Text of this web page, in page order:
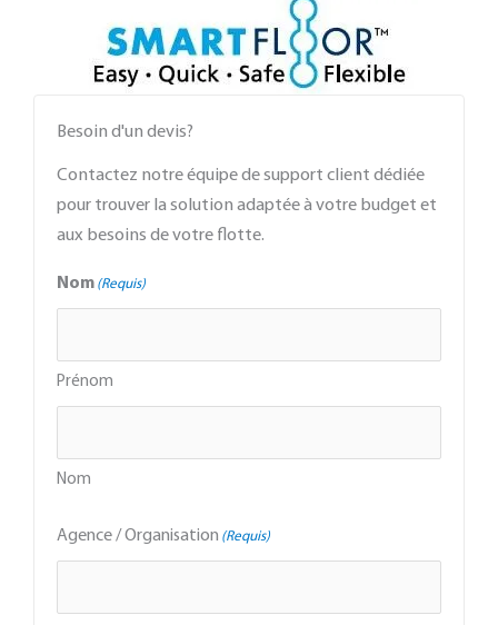
Besoin d'un devis?
Contactez notre équipe de support client dédiée
pour trouver la solution adaptée à votre budget et
aux besoins de votre flotte.
Nom (Requis)
Prénom
Nom
Agence / Organisation (Requis)